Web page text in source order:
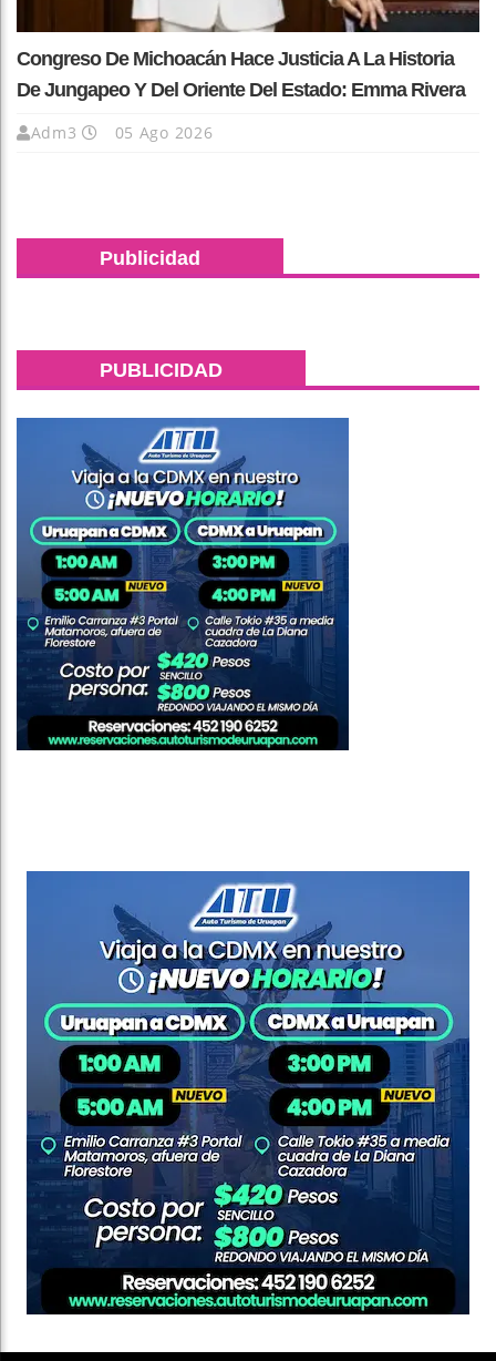
Congreso De Michoacán Hace Justicia A La Historia
De Jungapeo Y Del Oriente Del Estado: Emma Rivera
Adm3 05 Ago 2026
Publicidad
PUBLICIDAD